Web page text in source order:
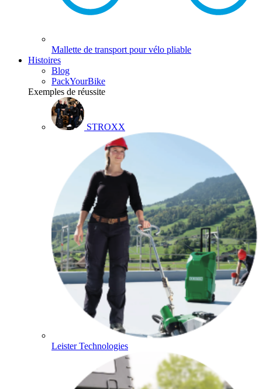
Mallette de transport pour vélo pliable
Histoires
Blog
PackYourBike
Exemples de réussite
STROXX
Leister Technologies